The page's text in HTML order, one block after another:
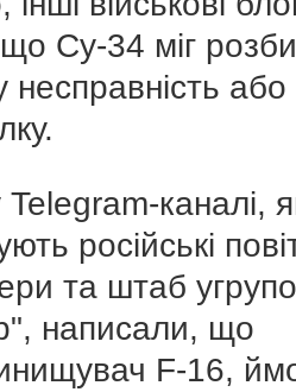
Су-34 міг
несправність або
Telegram-каналі,
російські
та штаб
написали, що
F-16,